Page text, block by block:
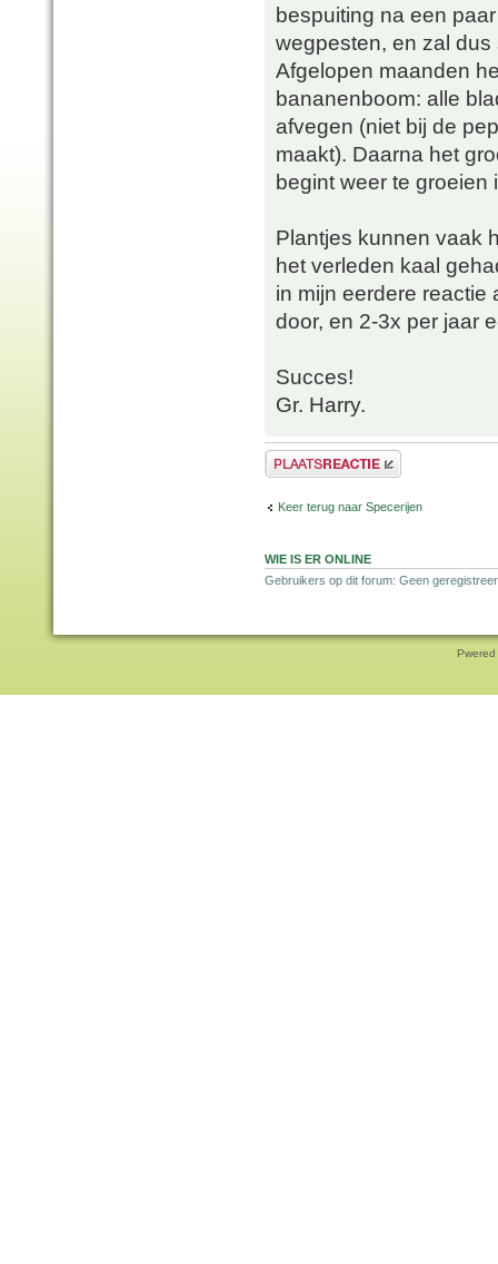
bespuiting na een
wegpesten, en zal
Afgelopen maanden
bananenboom: alle
afvegen (niet bij de
maakt). Daarna het
begint weer te groeien
Plantjes kunnen vaak
het verleden kaal
in mijn eerdere
door, en 2-3x per jaar
Succes!
Gr. Harry.
Plaats een reactie
Keer terug naar Specerijen
WIE IS ER ONLINE
Gebruikers op dit forum: Geen